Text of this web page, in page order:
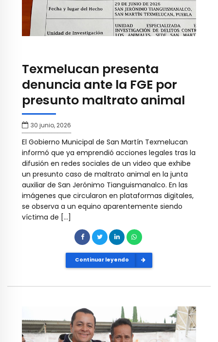
Texmelucan presenta
denuncia ante la FGE por
presunto maltrato animal
30 junio, 2026
El Gobierno Municipal de San Martín Texmelucan
informó que ya emprendió acciones legales tras la
difusión en redes sociales de un video que exhibe
un presunto caso de maltrato animal en la junta
auxiliar de San Jerónimo Tianguismanalco. En las
imágenes que circularon en plataformas digitales,
se observa a un equino aparentemente siendo
víctima de […]
Continuar leyendo